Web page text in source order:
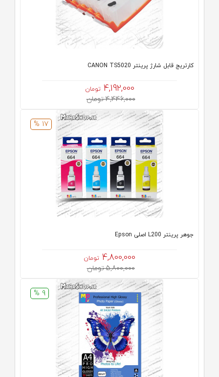
کارتریج قابل شارژ پرینتر CANON TS5020
4,192,000 تومان
4,446,000 تومان
17 %
جوهر پرینتر L200 اصلی Epson
4,800,000 تومان
5,800,000 تومان
9 %